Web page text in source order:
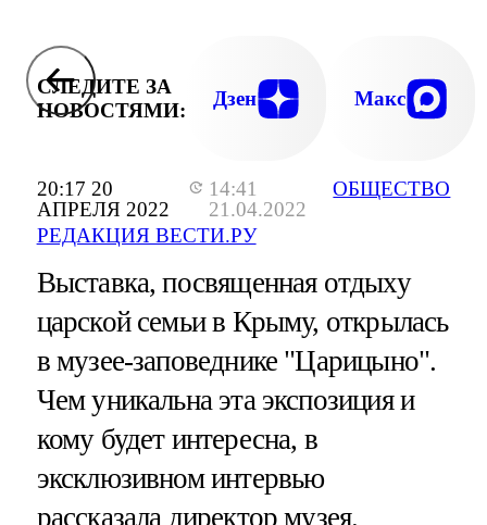
20:17 20
АПРЕЛЯ 2022
14:41
21.04.2022
РЕДАКЦИЯ ВЕСТИ.РУ
ОБЩЕСТВО
СЛЕДИТЕ ЗА
НОВОСТЯМИ:
Дзен Макс
Выставка, посвященная отдыху
царской семьи в Крыму, открылась
в музее-заповеднике "Царицыно".
Чем уникальна эта экспозиция и
кому будет интересна, в
эксклюзивном интервью
рассказала директор музея.